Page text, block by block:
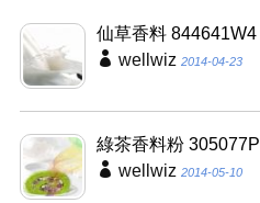
仙草香料 844641W4
wellwiz 2014-04-23
綠茶香料粉 305077P
wellwiz 2014-05-10